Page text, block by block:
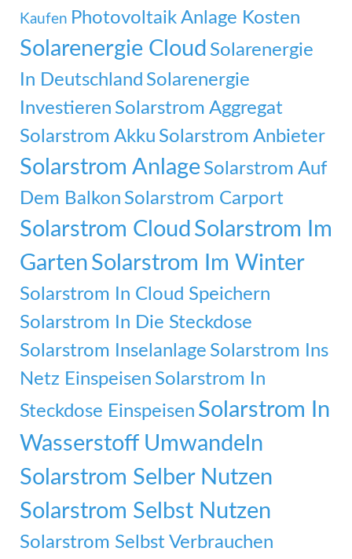
Kaufen Photovoltaik Anlage Kosten
Solarenergie Cloud Solarenergie
In Deutschland Solarenergie
Investieren Solarstrom Aggregat
Solarstrom Akku Solarstrom Anbieter
Solarstrom Anlage Solarstrom Auf
Dem Balkon Solarstrom Carport
Solarstrom Cloud Solarstrom Im
Garten Solarstrom Im Winter
Solarstrom In Cloud Speichern
Solarstrom In Die Steckdose
Solarstrom Inselanlage Solarstrom Ins
Netz Einspeisen Solarstrom In
Steckdose Einspeisen Solarstrom In
Wasserstoff Umwandeln
Solarstrom Selber Nutzen
Solarstrom Selbst Nutzen
Solarstrom Selbst Verbrauchen